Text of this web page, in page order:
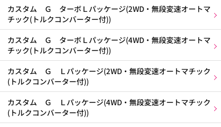
カスタム Ｇ ターボＬパッケージ(2WD・無段変速オートマ
チック(トルクコンバーター付))
カスタム Ｇ ターボＬパッケージ(4WD・無段変速オートマ
チック(トルクコンバーター付))
カスタム Ｇ Ｌパッケージ(2WD・無段変速オートマチック
(トルクコンバーター付))
カスタム Ｇ Ｌパッケージ(4WD・無段変速オートマチック
(トルクコンバーター付))